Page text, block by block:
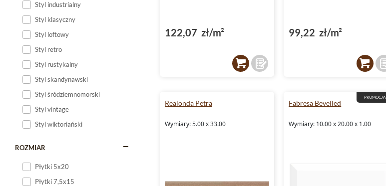
Styl industrialny
Styl klasyczny
Styl loftowy
Styl retro
Styl rustykalny
Styl skandynawski
Styl śródziemnomorski
Styl vintage
Styl wiktoriański
ROZMIAR
Płytki 5x20
Płytki 7,5x15
122,07 zł/m² 99,22 zł/m²
Realonda Petra
Wymiary: 5.00 x 33.00
PROMOCJA
Fabresa Bevelled
Wymiary: 10.00 x 20.00 x 1.00